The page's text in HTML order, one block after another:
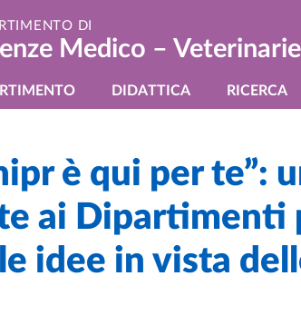
DI
Medico – Veterinarie
principale
DIDATTICA RICERCA
è qui per te”:
ai Dipartimenti
idee in vista